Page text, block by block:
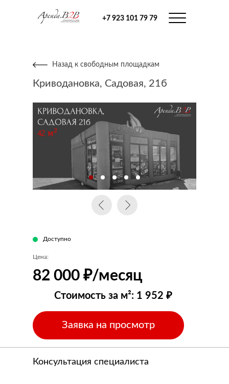
+7 923 101 79 79
Назад к свободным площадкам
Криводановка, Садовая, 21б
Стоимость за м²: 1 952 ₽
82 000 ₽/месяц
Цена:
Консультация специалиста
Доступно
Заявка на просмотр